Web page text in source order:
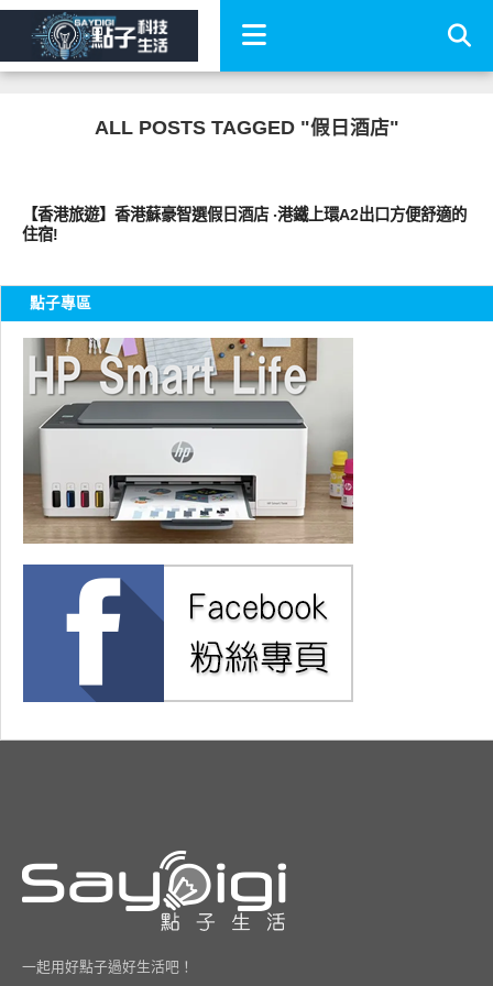
ALL POSTS TAGGED "假日酒店"
【香港旅遊】香港蘇豪智選假日酒店 ‧港鐵上環A2出口方便舒適的
住宿!
點子專區
一起用好點子過好生活吧！